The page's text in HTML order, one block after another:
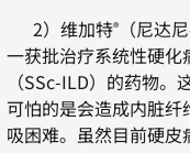
2）维加特® （尼达
一获批治疗系统性硬
（SSc-ILD）的药物
可怕的是会造成内脏
吸困难。虽然目前硬